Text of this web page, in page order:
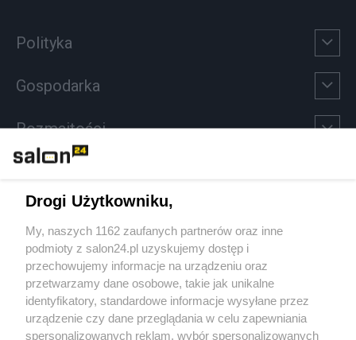
Polityka
Gospodarka
Rozmaitości
Sport
Społeczeństwo
Kultura
Drogi Użytkowniku,
My, naszych 1162 zaufanych partnerów oraz inne
podmioty z salon24.pl uzyskujemy dostęp i
przechowujemy informacje na urządzeniu oraz
przetwarzamy dane osobowe, takie jak unikalne
identyfikatory, standardowe informacje wysyłane przez
urządzenie czy dane przeglądania w celu zapewniania
spersonalizowanych reklam, wybór spersonalizowanych